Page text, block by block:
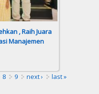
, Raih Juara
Manajemen
8 9 next › last »